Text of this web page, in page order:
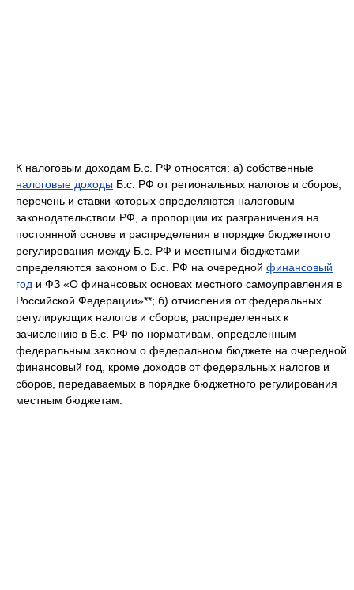
К налоговым доходам Б.с. РФ относятся: а) собственные
налоговые доходы Б.с. РФ от региональных налогов и сборов,
перечень и ставки которых определяются налоговым
законодательством РФ, а пропорции их разграничения на
постоянной основе и распределения в порядке бюджетного
регулирования между Б.с. РФ и местными бюджетами
определяются законом о Б.с. РФ на очередной финансовый
год и ФЗ «О финансовых основах местного самоуправления в
Российской Федерации»**; б) отчисления от федеральных
регулирующих налогов и сборов, распределенных к
зачислению в Б.с. РФ по нормативам, определенным
федеральным законом о федеральном бюджете на очередной
финансовый год, кроме доходов от федеральных налогов и
сборов, передаваемых в порядке бюджетного регулирования
местным бюджетам.